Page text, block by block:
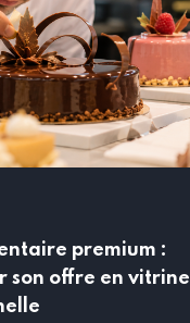
premium :
son offre en vitrine